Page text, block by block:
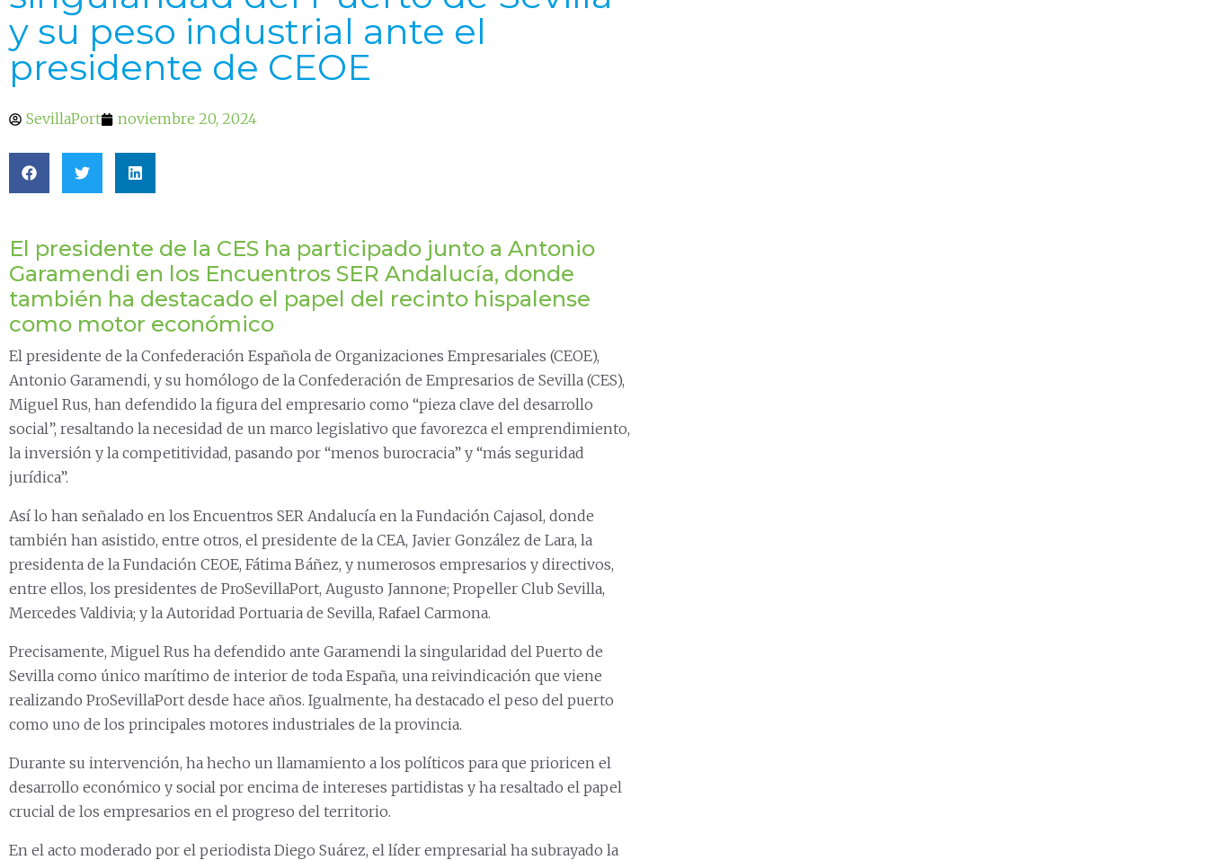
y su peso industrial ante el
presidente de CEOE
SevillaPort noviembre 20, 2024
El presidente de la CES ha participado junto a Antonio
Garamendi en los Encuentros SER Andalucía, donde
también ha destacado el papel del recinto hispalense
como motor económico
El presidente de la Confederación Española de Organizaciones Empresariales (CEOE),
Antonio Garamendi, y su homólogo de la Confederación de Empresarios de Sevilla (CES),
Miguel Rus, han defendido la figura del empresario como “pieza clave del desarrollo
social”, resaltando la necesidad de un marco legislativo que favorezca el emprendimiento,
la inversión y la competitividad, pasando por “menos burocracia” y “más seguridad
jurídica”.
Así lo han señalado en los Encuentros SER Andalucía en la Fundación Cajasol, donde
también han asistido, entre otros, el presidente de la CEA, Javier González de Lara, la
presidenta de la Fundación CEOE, Fátima Báñez, y numerosos empresarios y directivos,
entre ellos, los presidentes de ProSevillaPort, Augusto Jannone; Propeller Club Sevilla,
Mercedes Valdivia; y la Autoridad Portuaria de Sevilla, Rafael Carmona.
Precisamente, Miguel Rus ha defendido ante Garamendi la singularidad del Puerto de
Sevilla como único marítimo de interior de toda España, una reivindicación que viene
realizando ProSevillaPort desde hace años. Igualmente, ha destacado el peso del puerto
como uno de los principales motores industriales de la provincia.
Durante su intervención, ha hecho un llamamiento a los políticos para que prioricen el
desarrollo económico y social por encima de intereses partidistas y ha resaltado el papel
crucial de los empresarios en el progreso del territorio.
En el acto moderado por el periodista Diego Suárez, el líder empresarial ha subrayado la